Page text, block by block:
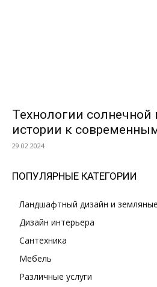
Технологии солнечной
истории к
29.02.2024
ПОПУЛЯРНЫЕ КАТЕГОРИИ
Ландшафтный дизайн и
Дизайн интерьера
Сантехника
Мебель
Различные услуги